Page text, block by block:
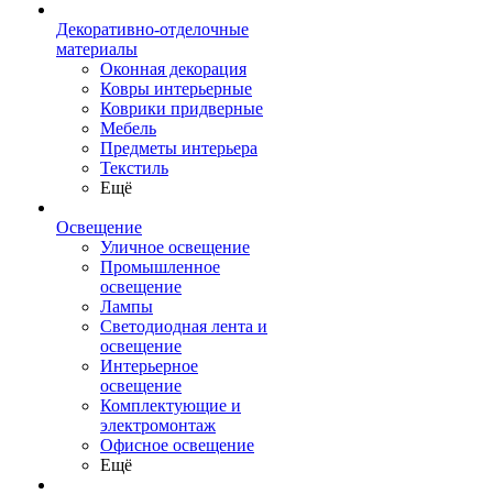
Декоративно-отделочные
материалы
Оконная декорация
Ковры интерьерные
Коврики придверные
Мебель
Предметы интерьера
Текстиль
Ещё
Освещение
Уличное освещение
Промышленное
освещение
Лампы
Светодиодная лента и
освещение
Интерьерное
освещение
Комплектующие и
электромонтаж
Офисное освещение
Ещё